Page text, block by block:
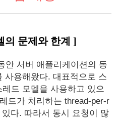
의 문제와 한계 ]
안 서버 애플리케이션의 동
사용해왔다. 대표적으로 스
드 모델을 사용하고 있으
드가 처리하는 thread-per-r
다. 따라서 동시 요청이 많